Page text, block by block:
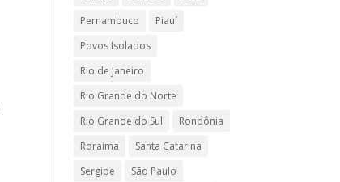
Pernambuco
Piauí
Povos Isolados
Rio de Janeiro
Rio Grande do Norte
Rio Grande do Sul
Rondônia
Roraima
Santa Catarina
Sergipe
São Paulo